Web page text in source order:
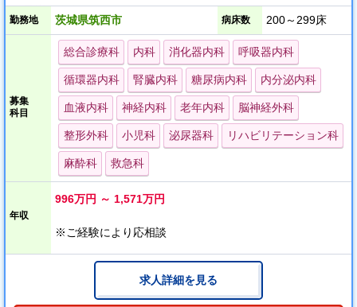
を目指します。
筑波大学と自治医科大学との合同による地域臨床教育センターを
中心に、教育環境の充実を図り、
スタッフの教育や研修を積極的に支援しております。
☆土日祝お休み
☆QOLを重視している先生にもおすすめ！
☆病院前にバス停がございます
勤務地 茨城県筑西市 病床数 200～299床
募集
科目
総合診療科 内科 消化器内科 呼吸器内科
循環器内科 腎臓内科 糖尿病内科 内分泌内科
血液内科 神経内科 老年内科 脳神経外科
整形外科 小児科 泌尿器科 リハビリテーション科
麻酔科 救急科
年収
996万円 ～ 1,571万円
※ご経験により応相談
求人詳細を見る